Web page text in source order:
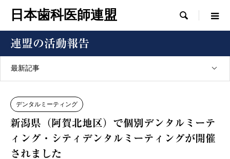
日本歯科医師連盟 
連盟の活動報告
最新記事
デンタルミーティング
新潟県（阿賀北地区）で個別デンタルミーテ
ィング・シティデンタルミーティングが開催
されました